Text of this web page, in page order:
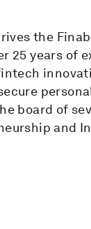
the
25 years of
board of
and